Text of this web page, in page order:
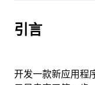
引言
开发一款新应用程